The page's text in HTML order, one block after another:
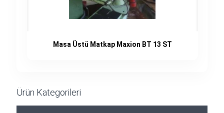
Masa Üstü Matkap Maxion BT 13 ST
Ürün Kategorileri